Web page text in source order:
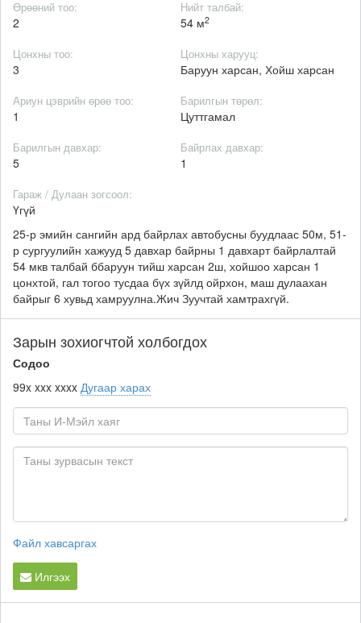
Өрөөний тоо:
2
Нийт талбай:
54 м2
Цонхны тоо:
3
Цонхны харууц:
Баруун харсан, Хойш харсан
Ариун цэврийн өрөө тоо:
1
Барилгын төрөл:
Цуттгамал
Барилгын давхар:
5
Байрлах давхар:
1
Гараж / Дулаан зогсоол:
Үгүй
25-р эмийн сангийн ард байрлах автобусны буудлаас 50м, 51-
р сургуулийн хажууд 5 давхар байрны 1 давхарт байрлалтай
54 мкв талбай ббаруун тийш харсан 2ш, хойшоо харсан 1
цонхтой, гал тогоо тусдаа бүх зүйлд ойрхон, маш дулаахан
байрыг 6 хувьд хамруулна.Жич Зуучтай хамтрахгүй.
Зарын зохиогчтой холбогдох
Содоо
99x xxx xxxx Дугаар харах
Файл хавсаргах
Илгээх